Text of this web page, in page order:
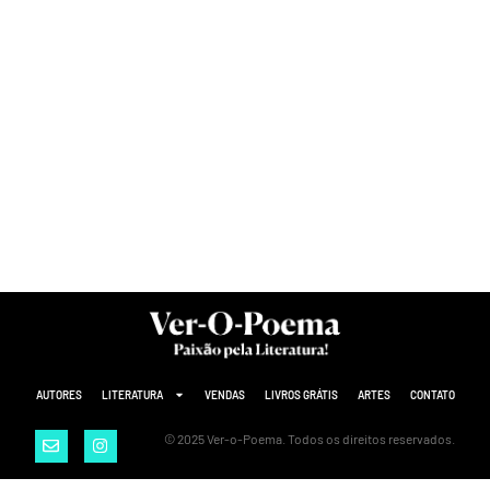
AUTORES LITERATURA VENDAS LIVROS GRÁTIS ARTES CONTATO
© 2025 Ver-o-Poema. Todos os direitos reservados.